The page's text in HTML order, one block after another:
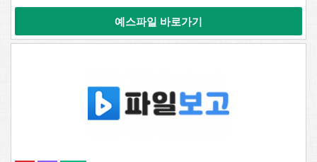
예스파일 바로가기